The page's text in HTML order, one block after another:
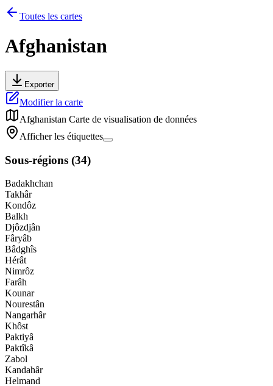
Toutes les cartes
Afghanistan
Exporter
Modifier la carte
Afghanistan Carte de visualisation de données
Afficher les étiquettes
Sous-régions (34)
Badakhchan
Takhâr
Kondôz
Balkh
Djôzdjân
Fâryâb
Bâdghîs
Hérât
Nimrôz
Farâh
Kounar
Nourestân
Nangarhâr
Khôst
Paktiyâ
Paktîkâ
Zabol
Kandahâr
Helmand